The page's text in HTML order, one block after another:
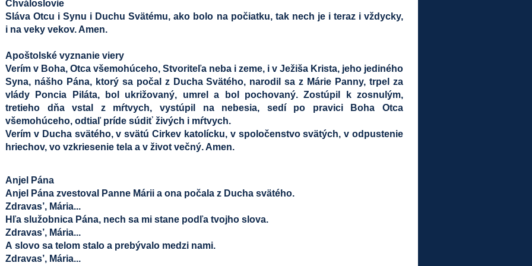
Chváloslovie
Sláva Otcu i Synu i Duchu Svätému, ako bolo na počiatku, tak nech je i teraz i vždycky,
i na veky vekov. Amen.
Apoštolské vyznanie viery
Verím v Boha, Otca všemohúceho, Stvoriteľa neba i zeme, i v Ježiša Krista, jeho jediného
Syna, nášho Pána, ktorý sa počal z Ducha Svätého, narodil sa z Márie Panny, trpel za
vlády Poncia Piláta, bol ukrižovaný, umrel a bol pochovaný. Zostúpil k zosnulým,
tretieho dňa vstal z mŕtvych, vystúpil na nebesia, sedí po pravici Boha Otca
všemohúceho, odtiaľ príde súdiť živých i mŕtvych.
Verím v Ducha svätého, v svätú Cirkev katolícku, v spoločenstvo svätých, v odpustenie
hriechov, vo vzkriesenie tela a v život večný. Amen.
Anjel Pána
Anjel Pána zvestoval Panne Márii a ona počala z Ducha svätého.
Zdravas’, Mária...
Hľa služobnica Pána, nech sa mi stane podľa tvojho slova.
Zdravas’, Mária...
A slovo sa telom stalo a prebývalo medzi nami.
Zdravas’, Mária...